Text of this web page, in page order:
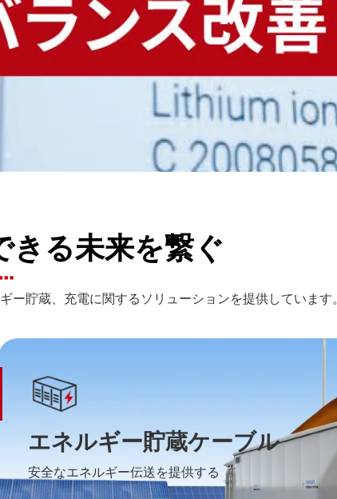
きる未来を繋ぐ
貯蔵、充電に関するソリューションを提供しています。
エネルギー貯蔵ケーブル
安全なエネルギー伝送を提供する